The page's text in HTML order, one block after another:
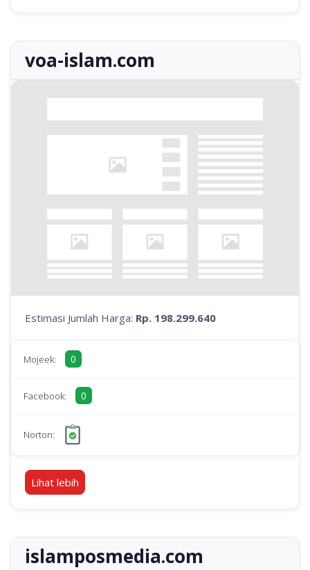
voa-islam.com
Estimasi Jumlah Harga: Rp. 198.299.640
Mojeek: 0
Facebook: 0
Norton:
Lihat lebih
islamposmedia.com